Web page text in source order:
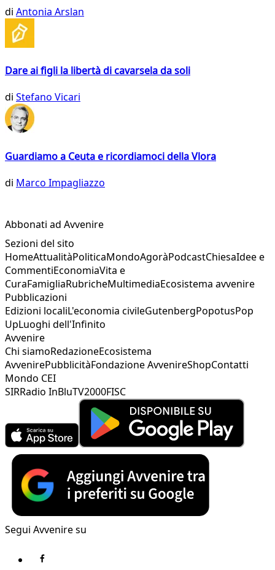
di Antonia Arslan
Dare ai figli la libertà di cavarsela da soli
di Stefano Vicari
Guardiamo a Ceuta e ricordiamoci della Vlora
di Marco Impagliazzo
Abbonati ad Avvenire
Sezioni del sito
HomeAttualitàPoliticaMondoAgoràPodcastChiesaIdee e
CommentiEconomiaVita e
CuraFamigliaRubricheMultimediaEcosistema avvenire
Pubblicazioni
Edizioni localiL'economia civileGutenbergPopotusPop
UpLuoghi dell'Infinito
Avvenire
Chi siamoRedazioneEcosistema
AvvenirePubblicitàFondazione AvvenireShopContatti
Mondo CEI
SIRRadio InBluTV2000FISC
Segui Avvenire su